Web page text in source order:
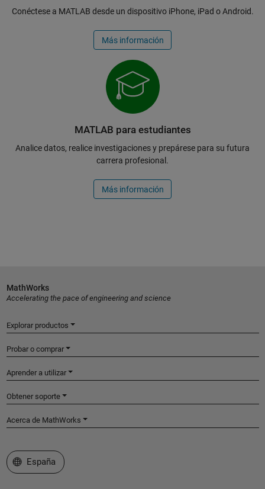
Conéctese a MATLAB desde un dispositivo iPhone, iPad o Android.
Más información
MATLAB para estudiantes
Analice datos, realice investigaciones y prepárese para su futura
carrera profesional.
Más información
MathWorks
Accelerating the pace of engineering and science
Explorar productos
Probar o comprar
Aprender a utilizar
Obtener soporte
Acerca de MathWorks
Seleccione un país/idioma
España